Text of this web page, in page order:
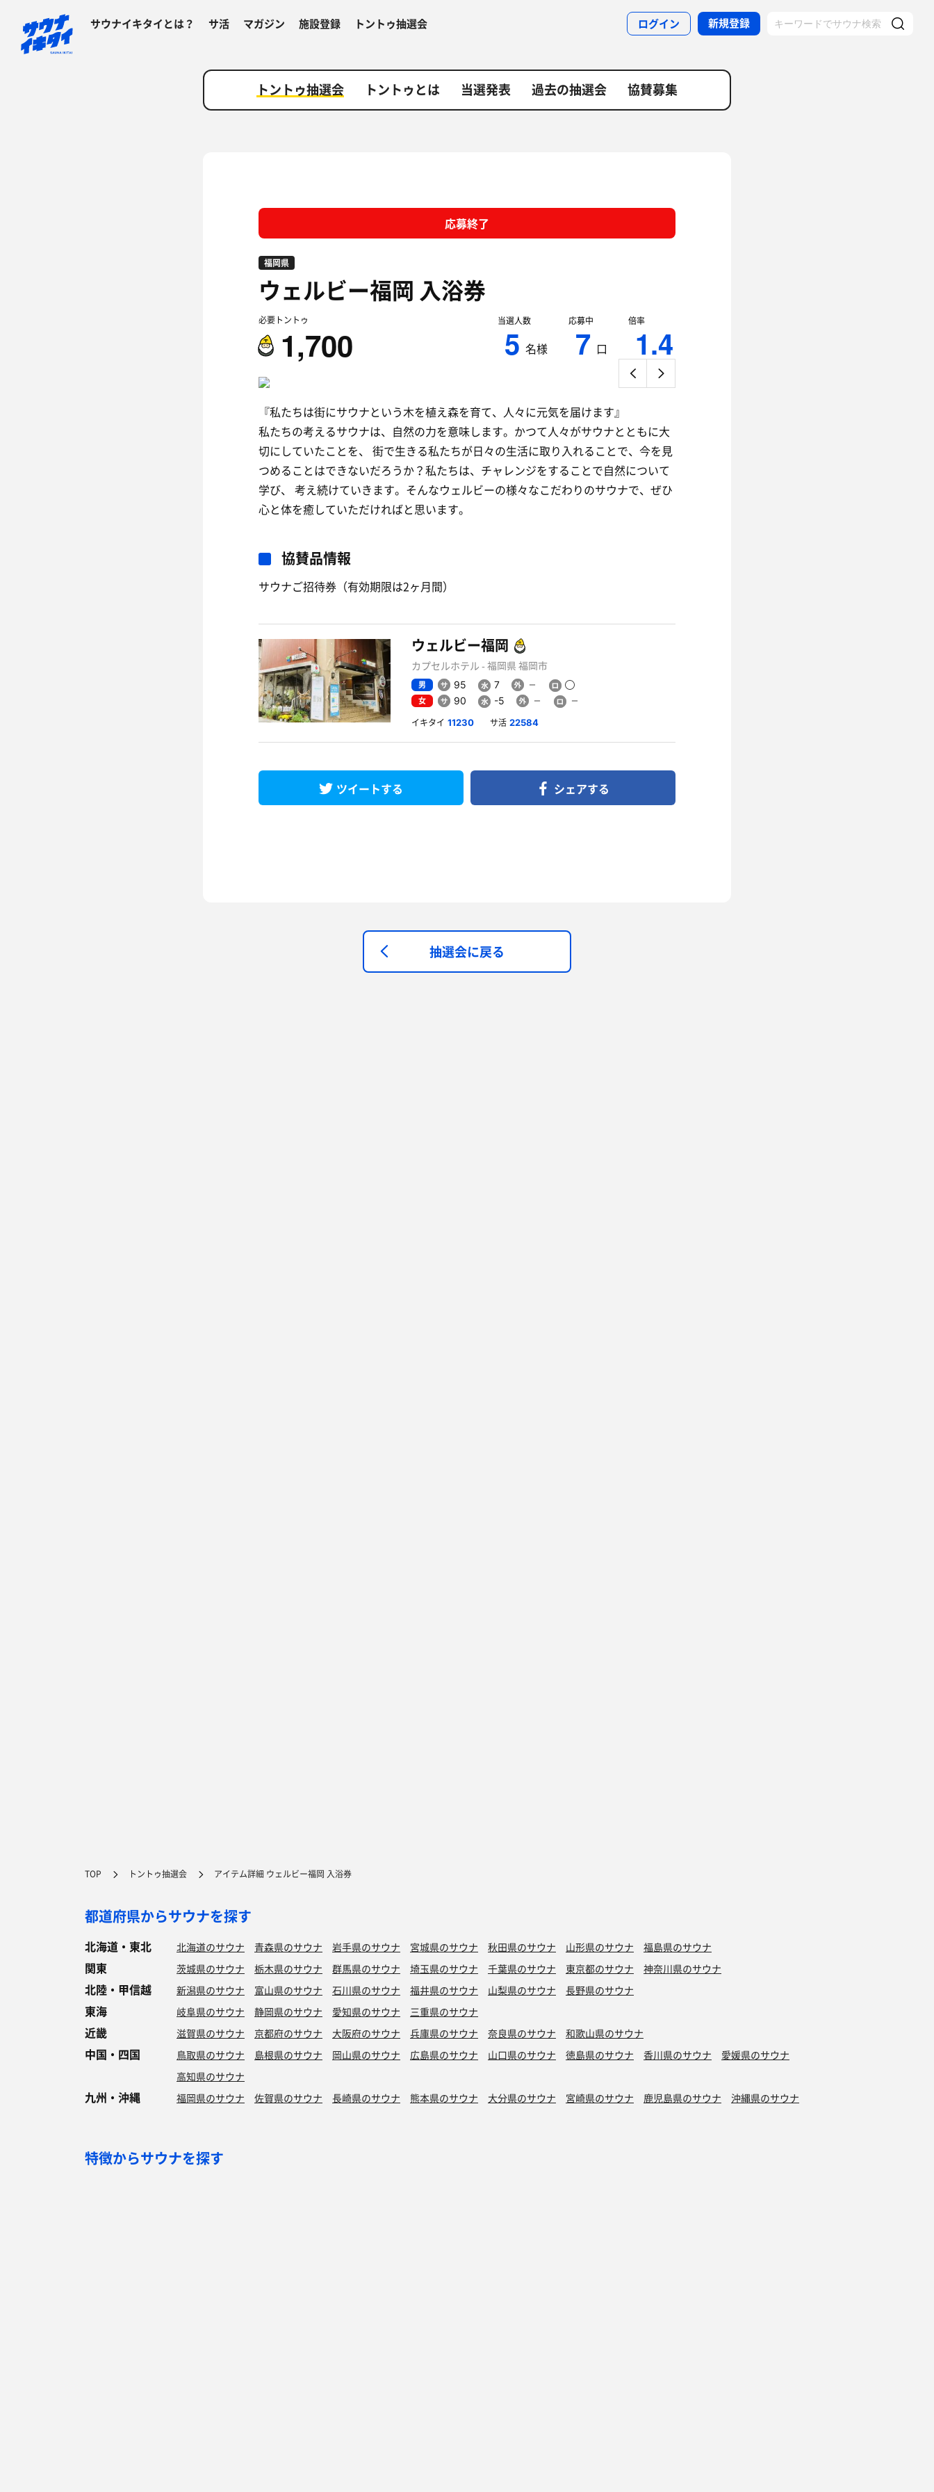
サウナイキタイとは？ サ活 マガジン 施設登録 トントゥ抽選会 ログイン 新規登録
トントゥ抽選会 トントゥとは 当選発表 過去の抽選会 協賛募集
応募終了
福岡県
ウェルビー福岡 入浴券
必要トントゥ
1,700
当選人数
5 名様
応募中
7 口
倍率
1.4
『私たちは街にサウナという木を植え森を育て、人々に元気を届けます』
私たちの考えるサウナは、自然の力を意味します。かつて人々がサウナとともに大
切にしていたことを、 街で生きる私たちが日々の生活に取り入れることで、今を見
つめることはできないだろうか？私たちは、チャレンジをすることで自然について
学び、 考え続けていきます。そんなウェルビーの様々なこだわりのサウナで、ぜひ
心と体を癒していただければと思います。
協賛品情報
サウナご招待券（有効期限は2ヶ月間）
ウェルビー福岡
カプセルホテル - 福岡県 福岡市
男 95
7
女
90 -5
イキタイ 11230 サ活 22584
ツイートする シェアする
抽選会に戻る
TOP トントゥ抽選会 アイテム詳細 ウェルビー福岡 入浴券
都道府県からサウナを探す
北海道・東北 北海道のサウナ 青森県のサウナ 岩手県のサウナ 宮城県のサウナ 秋田県のサウナ 山形県のサウナ 福島県のサウナ
関東 茨城県のサウナ 栃木県のサウナ 群馬県のサウナ 埼玉県のサウナ 千葉県のサウナ 東京都のサウナ 神奈川県のサウナ
北陸・甲信越 新潟県のサウナ 富山県のサウナ 石川県のサウナ 福井県のサウナ 山梨県のサウナ 長野県のサウナ
東海 岐阜県のサウナ 静岡県のサウナ 愛知県のサウナ 三重県のサウナ
近畿 滋賀県のサウナ 京都府のサウナ 大阪府のサウナ 兵庫県のサウナ 奈良県のサウナ 和歌山県のサウナ
中国・四国 鳥取県のサウナ 島根県のサウナ 岡山県のサウナ 広島県のサウナ 山口県のサウナ 徳島県のサウナ 香川県のサウナ
愛媛県のサウナ
高知県のサウナ
九州・沖縄 福岡県のサウナ 佐賀県のサウナ 長崎県のサウナ 熊本県のサウナ 大分県のサウナ 宮崎県のサウナ 鹿児島県のサウナ 沖縄県のサウナ
特徴からサウナを探す